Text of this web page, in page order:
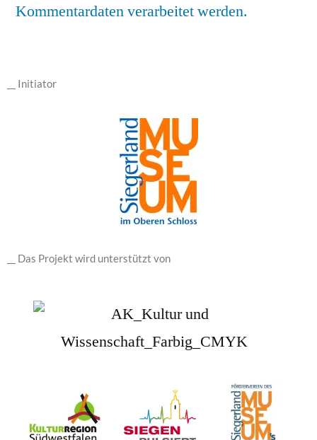
Kommentardaten verarbeitet werden.
__ Initiator
__ Das Projekt wird unterstützt von